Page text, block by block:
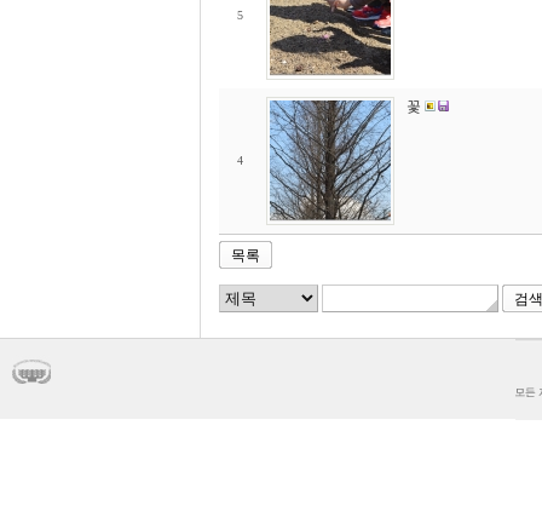
5
4
꽃
목록